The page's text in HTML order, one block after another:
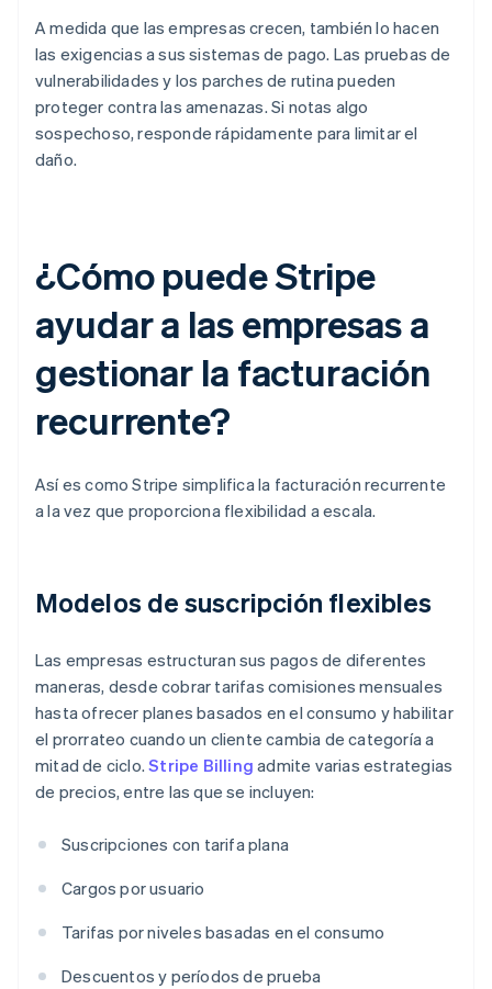
A medida que las empresas crecen, también lo hacen
las exigencias a sus sistemas de pago. Las pruebas de
vulnerabilidades y los parches de rutina pueden
proteger contra las amenazas. Si notas algo
sospechoso, responde rápidamente para limitar el
daño.
¿Cómo puede Stripe
ayudar a las empresas a
gestionar la facturación
recurrente?
Así es como Stripe simplifica la facturación recurrente
a la vez que proporciona flexibilidad a escala.
Modelos de suscripción flexibles
Las empresas estructuran sus pagos de diferentes
maneras, desde cobrar tarifas comisiones mensuales
hasta ofrecer planes basados en el consumo y habilitar
el prorrateo cuando un cliente cambia de categoría a
mitad de ciclo.Stripe Billing admite varias estrategias
de precios, entre las que se incluyen:
Suscripciones con tarifa plana
Cargos por usuario
Tarifas por niveles basadas en el consumo
Descuentos y períodos de prueba